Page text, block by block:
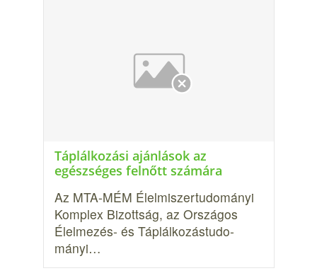
Táplálkozási ajánlások az
egészséges felnőtt számára
Az MTA-MÉM Élelmiszertudományi
Komplex Bi­zottság, az Országos
Élelmezés- és Táplálkozástudo­
mányi…